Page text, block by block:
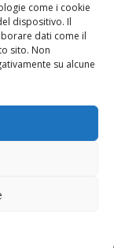
come i cookie
dispositivo. Il
dati come il
sito. Non
su alcune